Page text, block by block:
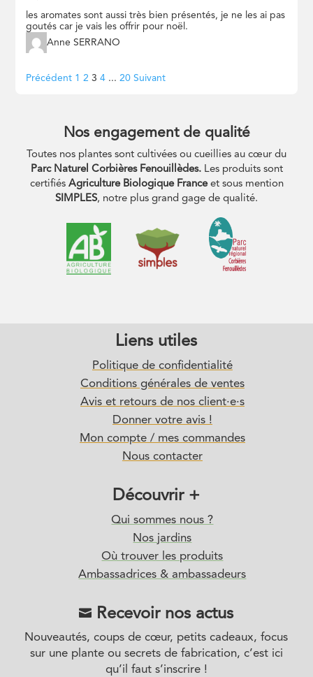
les aromates sont aussi très bien présentés, je ne les ai pas
goutés car je vais les offrir pour noël.
Anne SERRANO
Navigation
Précédent Page
1 Page
2 Page
3 Page
4 ... Page
20 Suivant
Nos engagement de qualité
Toutes nos plantes sont cultivées ou cueillies au cœur du
Parc Naturel Corbières Fenouillèdes.Les produits sont
certifiésAgriculture Biologique Franceet sous mention
SIMPLES, notre plus grand gage de qualité.
Liens utiles
Politique de confidentialité
Conditions générales de ventes
Avis et retours de nos client·e·s
Donner votre avis !
Mon compte / mes commandes
Nous contacter
Découvrir +
Qui sommes nous ?
Nos jardins
Où trouver les produits
Ambassadrices & ambassadeurs
 Recevoir nos actus
Nouveautés, coups de cœur, petits cadeaux, focus
sur une plante ou secrets de fabrication, c’est ici
qu’il faut s’inscrire !